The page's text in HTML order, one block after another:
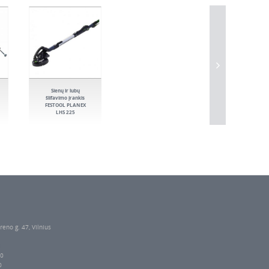
Sienų ir lubų
šlifavimo įrankis
FESTOOL PLANEX
LHS 225
g. 47, Vilnius